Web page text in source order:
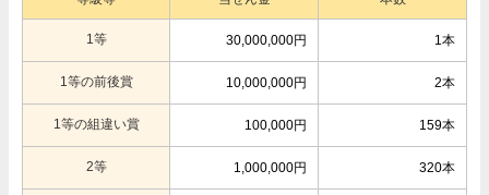
1等 30,000,000円 1本
1等の前後賞 10,000,000円 2本
1等の組違い賞 100,000円 159本
2等 1,000,000円 320本